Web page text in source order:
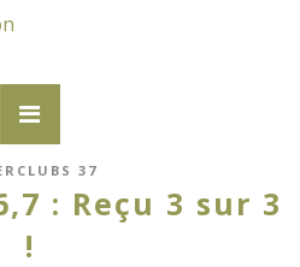
37
: Reçu 3 sur 3
!